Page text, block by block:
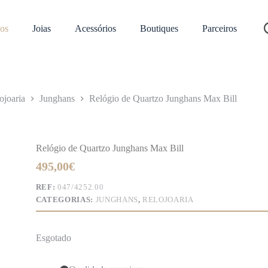
Joias Acessórios Boutiques Parceiros
Junghans Relógio de Quartzo Junghans Max Bill
Relógio de Quartzo Junghans Max Bill
495,00€
REF:047/4252.00
CATEGORIAS: JUNGHANS, RELOJOARIA
Esgotado